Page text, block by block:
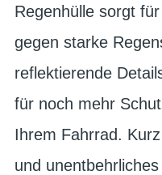
Regenhülle sorgt
gegen starke
reflektierende
für noch mehr
Ihrem Fahrrad.
und